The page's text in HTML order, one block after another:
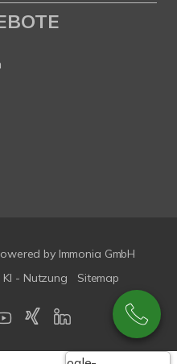
by Immonia GmbH
KI - Nutzung Sitemap